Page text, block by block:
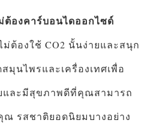
องคาร์บอนไดออกไซด์
ต้องใช้ CO2 นั้นง่ายและสนุก
นไพรและเครื่องเทศเพื่อ
และมีสุขภาพดีที่คุณสามารถ
ณ รสชาติยอดนิยมบางอย่าง